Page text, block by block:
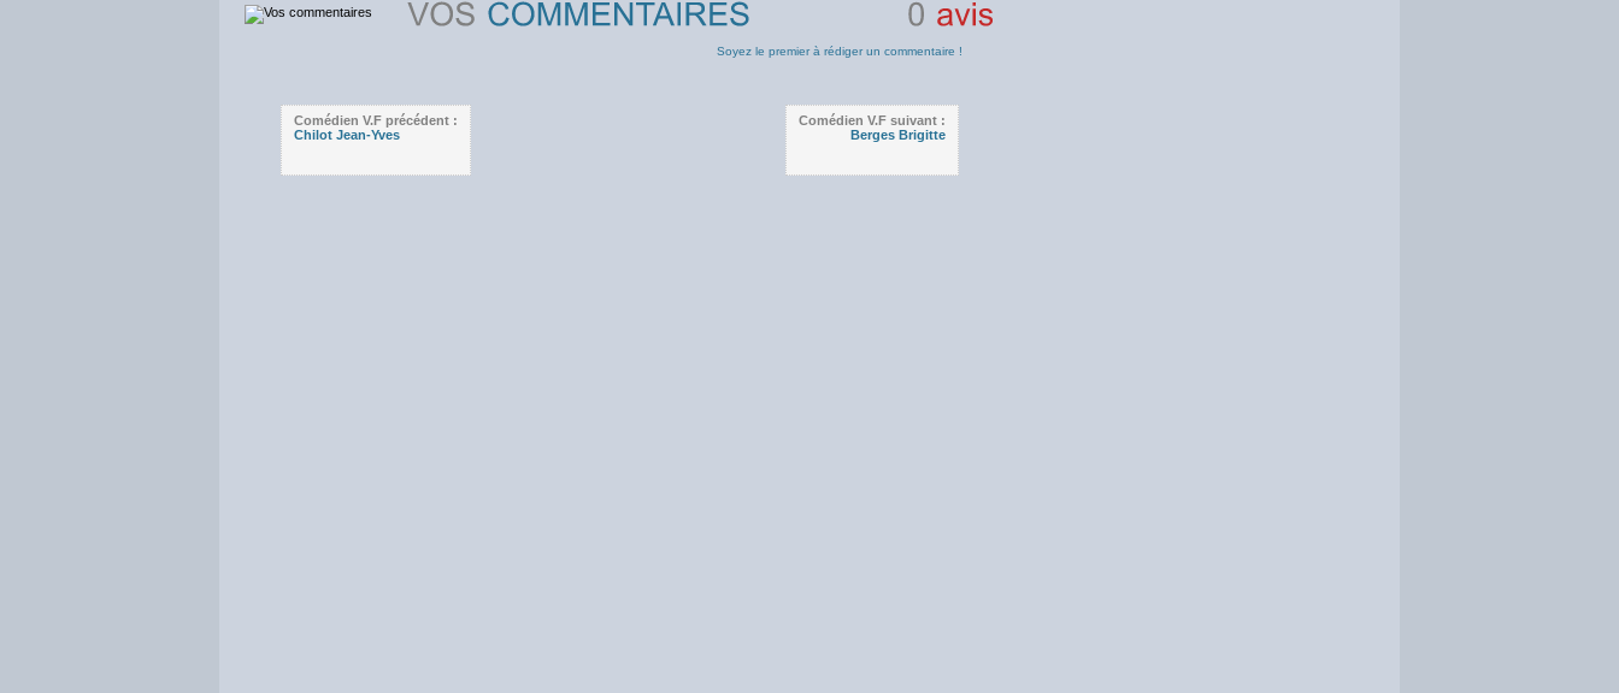
Soyez le premier à rédiger un commentaire !
Comédien V.F précédent :
Chilot Jean-Yves
Comédien V.F suivant :
Berges Brigitte